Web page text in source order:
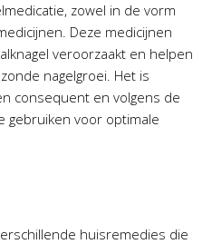
zowel in de vorm
Deze medicijnen
veroorzaakt en helpen
nagelgroei. Het is
consequent en volgens de
gebruiken voor optimale
huisremedies die